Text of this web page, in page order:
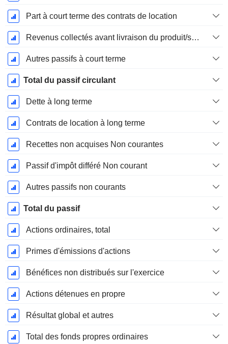
Part à court terme des contrats de location
Revenus collectés avant livraison du produit/service
Autres passifs à court terme
Total du passif circulant
Dette à long terme
Contrats de location à long terme
Recettes non acquises Non courantes
Passif d'impôt différé Non courant
Autres passifs non courants
Total du passif
Actions ordinaires, total
Primes d'émissions d'actions
Bénéfices non distribués sur l'exercice
Actions détenues en propre
Résultat global et autres
Total des fonds propres ordinaires